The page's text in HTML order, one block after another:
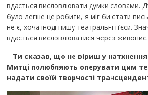
вдається висловлювати думки словами.
було легше це робити, я міг би стати
не є, хоча іноді пишу театральні п’єси.
вдається висловлюватися через живопис.
– Ти сказав, що не віриш у
Митці полюбляють оперувати цим
надати своїй творчості